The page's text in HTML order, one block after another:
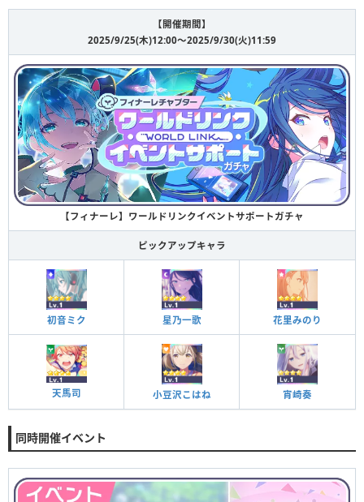
【開催期間】
2025/9/25(木)12:00〜2025/9/30(火)11:59
【フィナーレ】ワールドリンクイベントサポートガチャ
ピックアップキャラ
初音ミク 星乃一歌 花里みのり
天馬司 小豆沢こはね 宵崎奏
同時開催イベント